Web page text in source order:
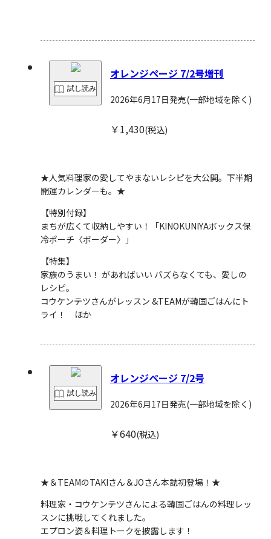
試し読み
オレンジページ 7/2号増刊
2026年6月17日発売(一部地域を除く)
￥1,430(税込)
★人気料理家の愛してやまないレシピを大公開。下半期
開運カレンダーも。★
【特別付録】
まちが広くて収納しやすい！「KINOKUNIYAボックス保
冷ポーチ〈ボーダー〉」
【特集】
家族のうまい！ があればいい バズらなくても、愛しの
レシピ。
コウケンテツさんがレッスン &TEAMが韓国ごはんにト
ライ！ ほか
試し読み
オレンジページ 7/2号
2026年6月17日発売(一部地域を除く)
￥640(税込)
★＆TEAMのTAKIさん＆JOさん本誌初登場！★
料理家・コウケンテツさんによる韓国ごはんの料理レッ
スンに挑戦してくれました。
エプロン姿＆料理トークを披露します！